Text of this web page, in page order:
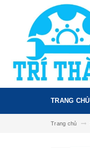
TRANG CHỦ
Trang chủ